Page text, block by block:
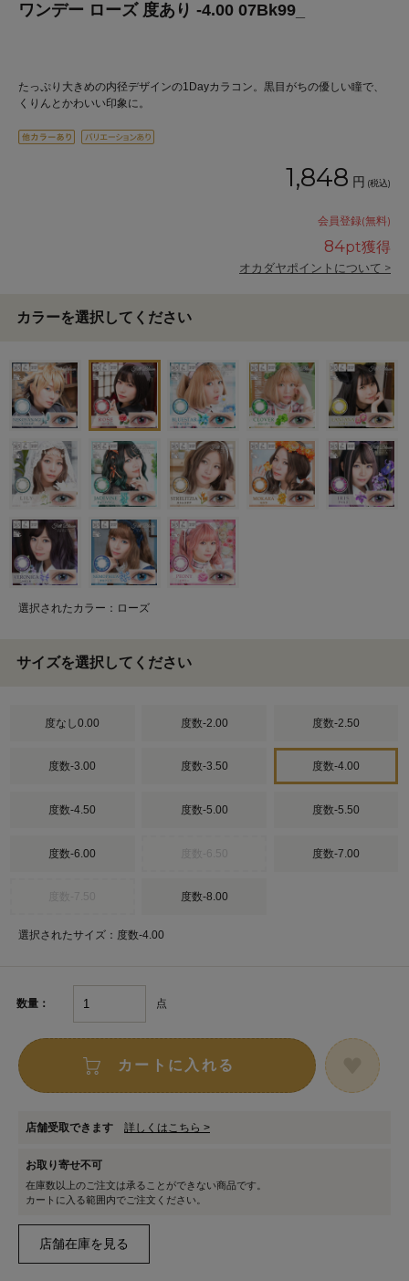
ワンデー ローズ 度あり -4.00 07Bk99_
たっぷり大きめの内径デザインの1Dayカラコン。黒目がちの優しい瞳で、
くりんとかわいい印象に。
1,848 円 (税込)
会員登録(無料)
84pt獲得
オカダヤポイントについて >
カラーを選択してください
選択されたカラー：ローズ
サイズを選択してください
度なし0.00 度数-2.00 度数-2.50
度数-3.00 度数-3.50 度数-4.00
度数-4.50 度数-5.00 度数-5.50
度数-6.00 度数-7.00
度数-8.00
選択されたサイズ：度数-4.00
数量： 点
カートに入れる
店舗受取できます 詳しくはこちら >
お取り寄せ不可
在庫数以上のご注文は承ることができない商品です。
カートに入る範囲内でご注文ください。